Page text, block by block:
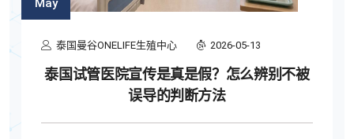
泰国曼谷ONELIFE生殖中心 2026-05-13
泰国试管医院宣传是真是假？怎么辨别不被
误导的判断方法